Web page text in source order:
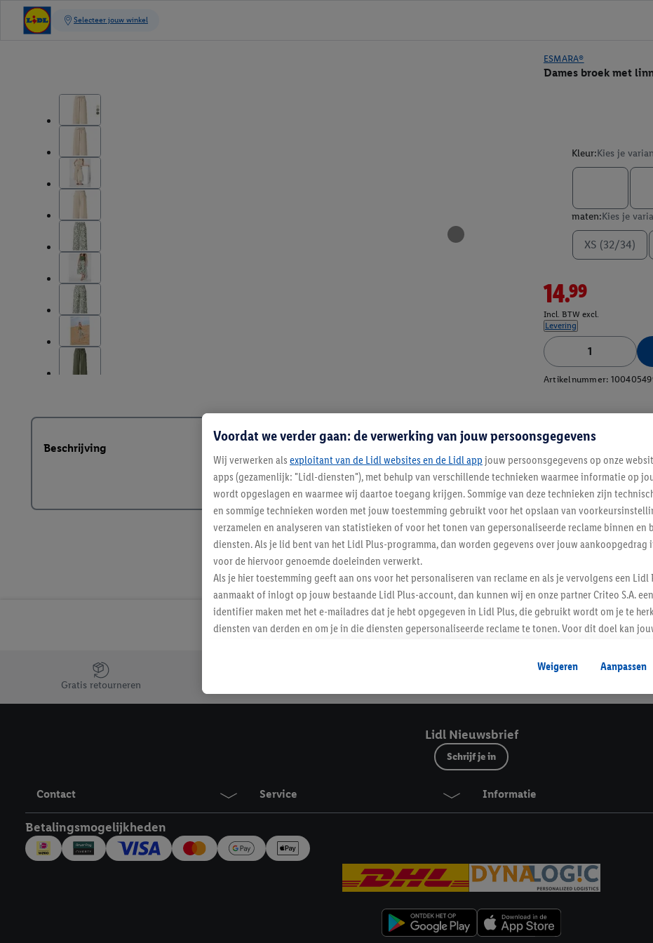
ESMARA®
Dames broek met
Kleur:Kies je
maten:Kies je
XS (32/34)
14.99
Incl. BTW excl.
Levering
Artikelnummer:
Beschrijving
Lidl Nieuwsbrief
Jouw voordelen bij ons als Lidl webshop klant
Gratis retourneren
Lidl Nieuwsbrief
Schrijf je in
Contact Service Informatie
Betalingsmogelijkheden
Voordat we verder gaan: de verwerking van jouw persoonsgegevens
Wij verwerken als exploitant van de Lidl websites en de Lidl app jouw persoonsgegevens op onze
apps (gezamenlijk: "Lidl-diensten"), met behulp van verschillende technieken waarmee informatie op
wordt opgeslagen en waarmee wij daartoe toegang krijgen. Sommige van deze technieken zijn
en sommige technieken worden met jouw toestemming gebruikt voor het opslaan van
verzamelen en analyseren van statistieken of voor het tonen van gepersonaliseerde reclame binnen en
diensten. Als je lid bent van het Lidl Plus-programma, dan worden gegevens over jouw aankoopgedrag
voor de hiervoor genoemde doeleinden verwerkt.
Als je hier toestemming geeft aan ons voor het personaliseren van reclame en als je vervolgens een
aanmaakt of inlogt op jouw bestaande Lidl Plus-account, dan kunnen wij en onze partner Criteo S.A.
identifier maken met het e-mailadres dat je hebt opgegeven in Lidl Plus, die gebruikt wordt om je te
diensten van derden en om je in die diensten gepersonaliseerde reclame te tonen. Voor dit doel kan
Als je hiervoor toestemming geeft, dan kunnen retargeting advertenties worden weergegeven voor
eerder interesse hebt getoond (bijvoorbeeld door het product in een winkelmandje van een online
Lidl-diensten worden weergegeven, als verschillende eindapparaten en Lidl-diensten, met behulp van
mailadres en met eventuele andere identifiers of met identifiers waarover Criteo S.A. beschikt, aan jou
verwerkingsdoeleinden je instemt. Verder kan je er meer informatie vinden over de gegevensverwerking.
Door te klikken op "Weigeren", kies je voor de optie dat er enkel technisch noodzakelijke cookies en
Door op "Akkoord" te klikken, stem je in met alle verwerkingen voor alle bovengenoemde doeleinden.
inclusief over de opslagperiode van de gegevens en je recht om jouw toestemming op elk gewenst
privacyverklaring.Je vindt de impressum voor de Lidl website hier.Klik
Weigeren Aanpassen